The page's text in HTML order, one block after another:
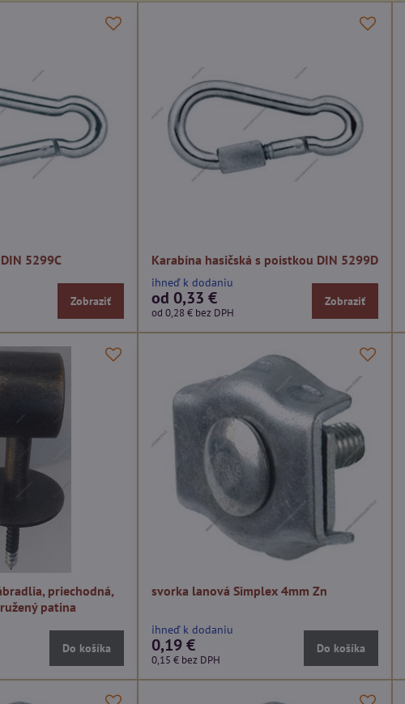
5299C
Zobraziť
Karabína hasičská s poistkou DIN 5299D
ihneď k dodaniu
od 0,33 €
od 0,28 € bez DPH
Zobraziť
priechodná,
patina
Do košíka
svorka lanová Simplex 4mm Zn
ihneď k dodaniu
0,19 €
0,15 € bez DPH
Do košíka